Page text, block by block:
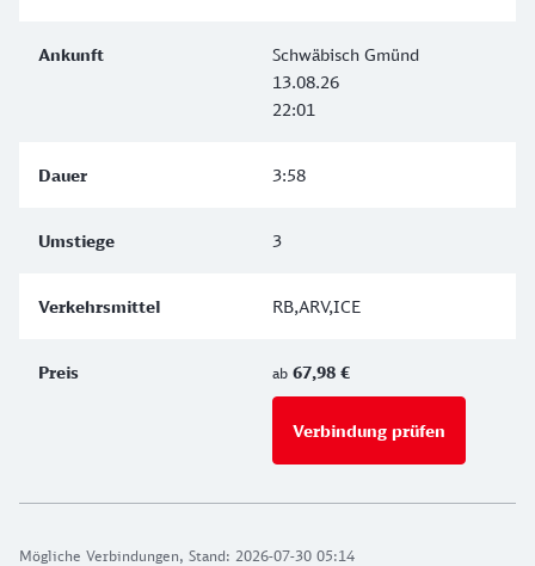
Mögliche Verbindungen, Stand: 2026-07-30 05:14
Schwäbisch Gmünd
13.08.26
22:01
3:58
3
RB,ARV,ICE
ab 67,98 €
Verbindung prüfen